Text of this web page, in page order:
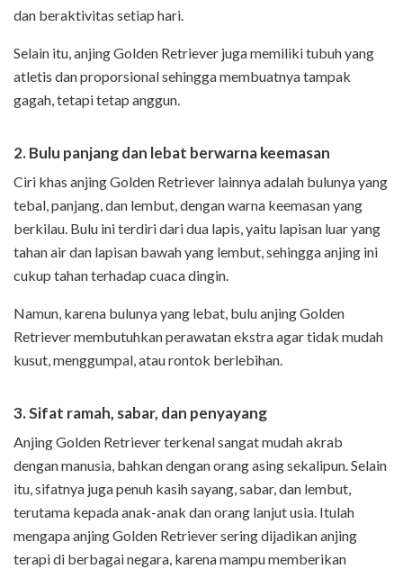
dan beraktivitas setiap hari.
Selain itu, anjing Golden Retriever juga memiliki tubuh yang
atletis dan proporsional sehingga membuatnya tampak
gagah, tetapi tetap anggun.
2. Bulu panjang dan lebat berwarna keemasan
Ciri khas anjing Golden Retriever lainnya adalah bulunya yang
tebal, panjang, dan lembut, dengan warna keemasan yang
berkilau. Bulu ini terdiri dari dua lapis, yaitu lapisan luar yang
tahan air dan lapisan bawah yang lembut, sehingga anjing ini
cukup tahan terhadap cuaca dingin.
Namun, karena bulunya yang lebat, bulu anjing Golden
Retriever membutuhkan perawatan ekstra agar tidak mudah
kusut, menggumpal, atau rontok berlebihan.
3. Sifat ramah, sabar, dan penyayang
Anjing Golden Retriever terkenal sangat mudah akrab
dengan manusia, bahkan dengan orang asing sekalipun. Selain
itu, sifatnya juga penuh kasih sayang, sabar, dan lembut,
terutama kepada anak-anak dan orang lanjut usia. Itulah
mengapa anjing Golden Retriever sering dijadikan anjing
terapi di berbagai negara, karena mampu memberikan